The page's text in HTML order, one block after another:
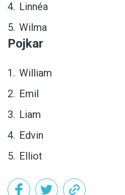
Linnéa
Wilma
Pojkar
William
Emil
Liam
Edvin
Elliot